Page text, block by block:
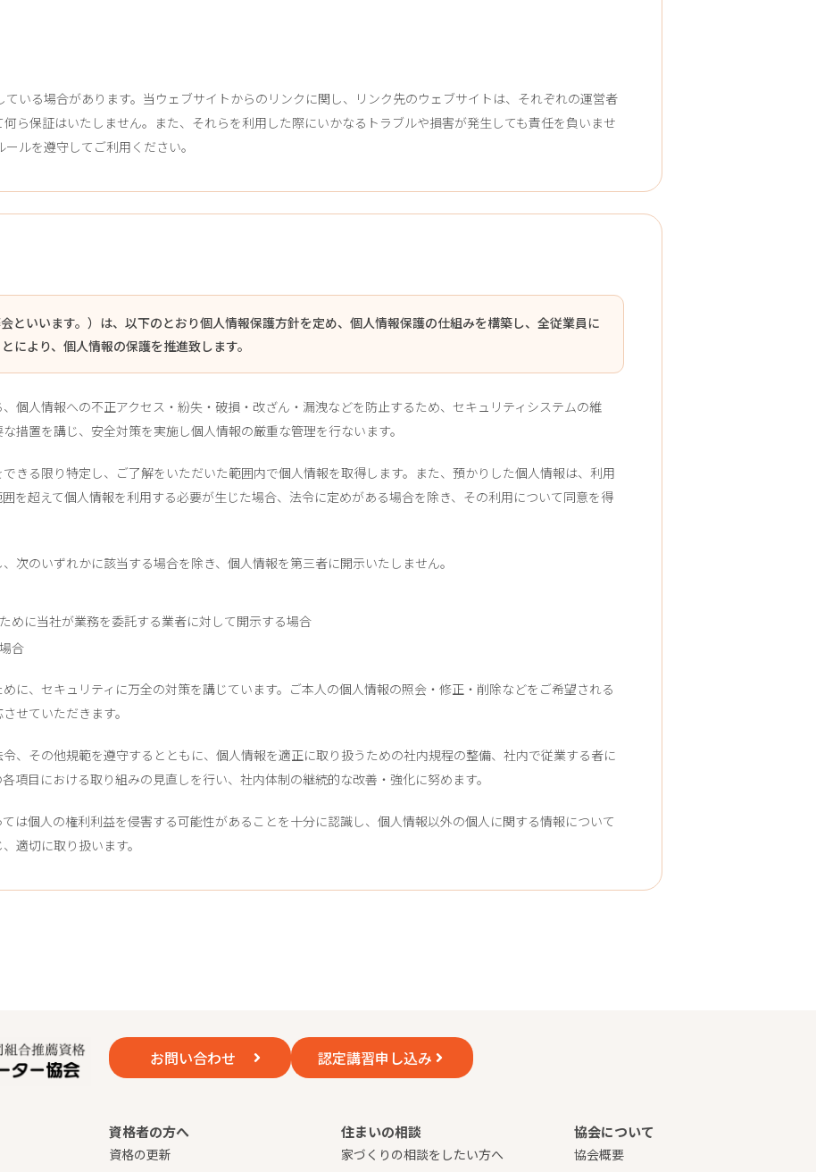
いる場合があります。当ウェブサイトからのリンクに関し、リンク先のウェブサイトは、それぞれの運営者
ら保証はいたしません。また、それらを利用した際にいかなるトラブルや損害が発生しても責任を負いませ
ルを遵守してご利用ください。
といいます。）は、以下のとおり個人情報保護方針を定め、個人情報保護の仕組みを構築し、全従業員に
により、個人情報の保護を推進致します。
個人情報への不正アクセス・紛失・破損・改ざん・漏洩などを防止するため、セキュリティシステムの維
措置を講じ、安全対策を実施し個人情報の厳重な管理を行ないます。
きる限り特定し、ご了解をいただいた範囲内で個人情報を取得します。また、預かりした個人情報は、利用
を超えて個人情報を利用する必要が生じた場合、法令に定めがある場合を除き、その利用について同意を得
次のいずれかに該当する場合を除き、個人情報を第三者に開示いたしません。
めに当社が業務を委託する業者に対して開示する場合
合
に、セキュリティに万全の対策を講じています。ご本人の個人情報の照会・修正・削除などをご希望される
せていただきます。
、その他規範を遵守するとともに、個人情報を適正に取り扱うための社内規程の整備、社内で従業する者に
項目における取り組みの見直しを行い、社内体制の継続的な改善・強化に努めます。
は個人の権利利益を侵害する可能性があることを十分に認識し、個人情報以外の個人に関する情報について
適切に取り扱います。
お問い合わせ 認定講習申し込み
資格者の方へ
資格の更新
住まいの相談
家づくりの相談をしたい方へ
協会について
協会概要